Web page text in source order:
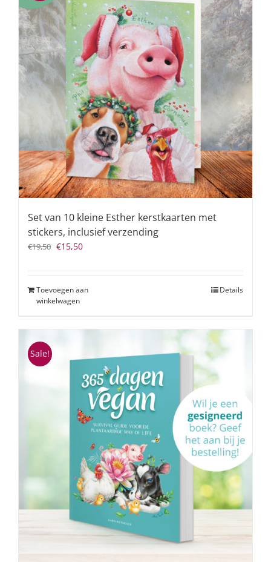
Set van 10 kleine Esther kerstkaarten met
stickers, inclusief verzending
€19,50 Oorspronkelijke
€19,50.
€15,50Huidige
€15,50.
Toevoegen aan
winkelwagen
Details
Sale!